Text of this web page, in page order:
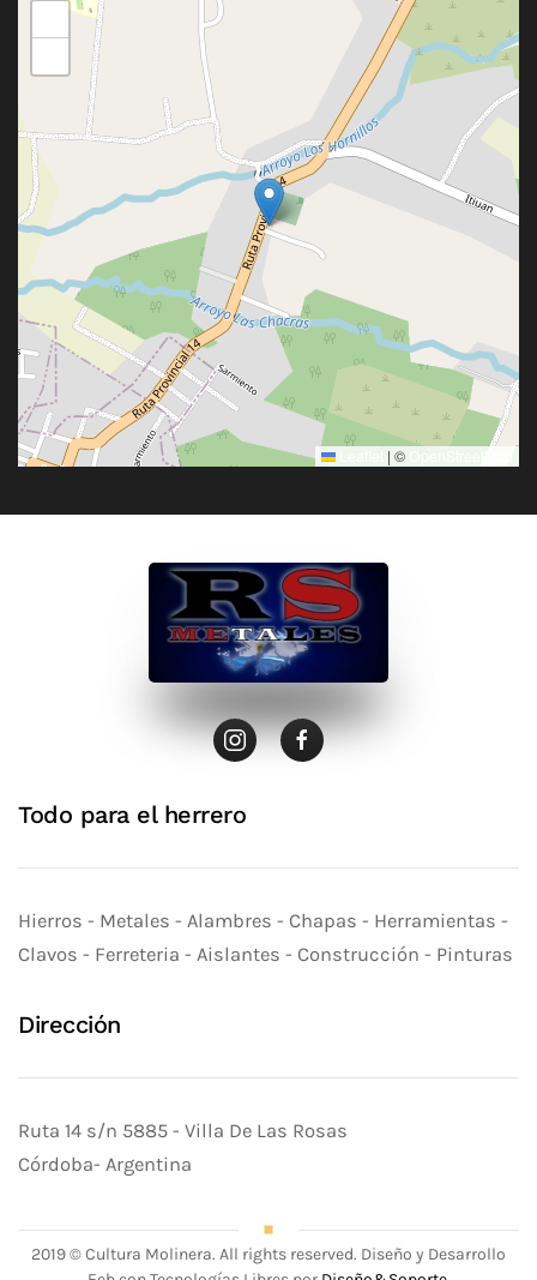
| © OpenStreetMap
Todo para el herrero
Hierros - Metales - Alambres - Chapas - Herramientas -
Clavos - Ferreteria - Aislantes - Construcción - Pinturas
Dirección
Ruta 14 s/n 5885 - Villa De Las Rosas
Córdoba- Argentina
2019 ©Cultura Molinera. All rights reserved. Diseño y Desarrollo